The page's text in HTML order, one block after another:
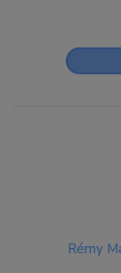
Rémy